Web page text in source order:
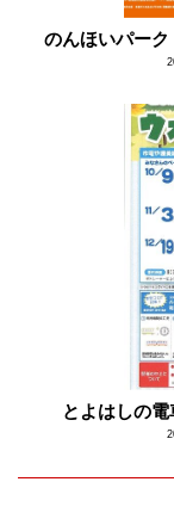
のんほいパー
とよはしの